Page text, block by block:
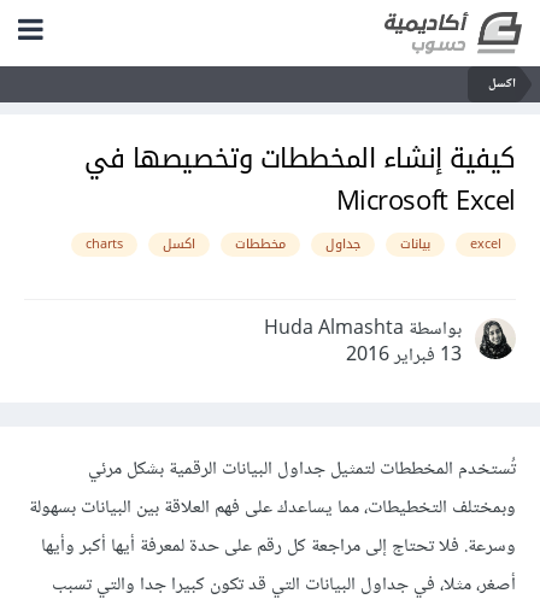
اكسل
كيفية إنشاء المخططات وتخصيصها في
Microsoft Excel
excel بيانات جداول مخططات اكسل charts
بواسطة Huda Almashta
13 فبراير 2016
تُستخدم المخططات لتمثيل جداول البيانات الرقمية بشكل مرئي
وبمختلف التخطيطات، مما يساعدك على فهم العلاقة بين البيانات بسهولة
وسرعة. فلا تحتاج إلى مراجعة كل رقم على حدة لمعرفة أيها أكبر وأيها
أصغر، مثلا، في جداول البيانات التي قد تكون كبيرا جدا والتي تسبب